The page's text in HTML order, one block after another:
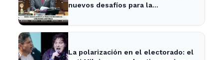
nuevos desafíos para la
La polarización en el electorado: el